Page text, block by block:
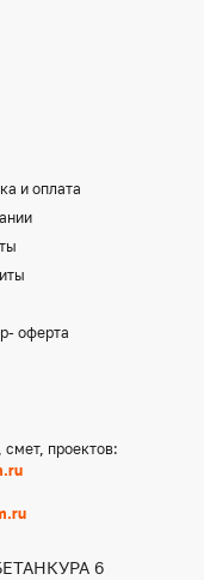
и оплата
оферта
проектов:
6